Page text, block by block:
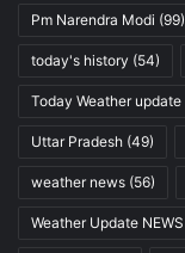
Pm Narendra Modi (99)
today's history (54)
Today Weather update
Uttar Pradesh (49)
weather news (56)
Weather Update NEWS